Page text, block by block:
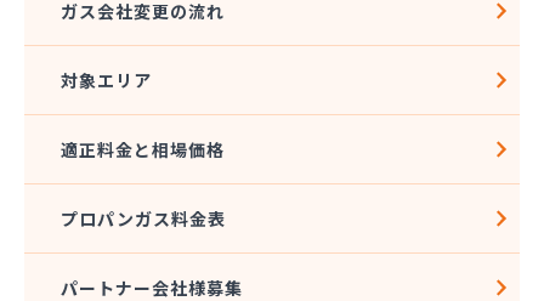
四国ガス燃料株式会社 宇和出張所
四国ガス燃料株式会社 新居浜営業所
四国ガス燃料株式会社 川之江出張所
四国岩谷産業株式会社 新居浜営業所
四国岩谷産業株式会社 LPGセンター・松山工場
四国岩谷産業株式会社 松山支店・松山営業所
四国溶材商事株式会社
寺田ガスセンター
ガス会社変更の流れ
対象エリア
適正料金と相場価格
プロパンガス料金表
パートナー会社様募集